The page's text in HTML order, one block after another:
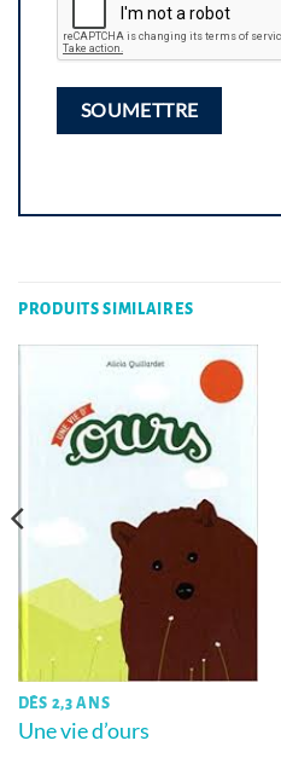
PRODUITS SIMILAIRES
DÈS 2,3 ANS
Une vie d’ours